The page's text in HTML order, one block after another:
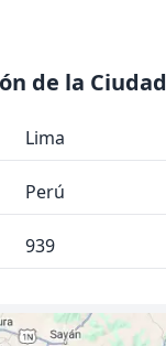
de la Ciudad
Lima
Perú
939